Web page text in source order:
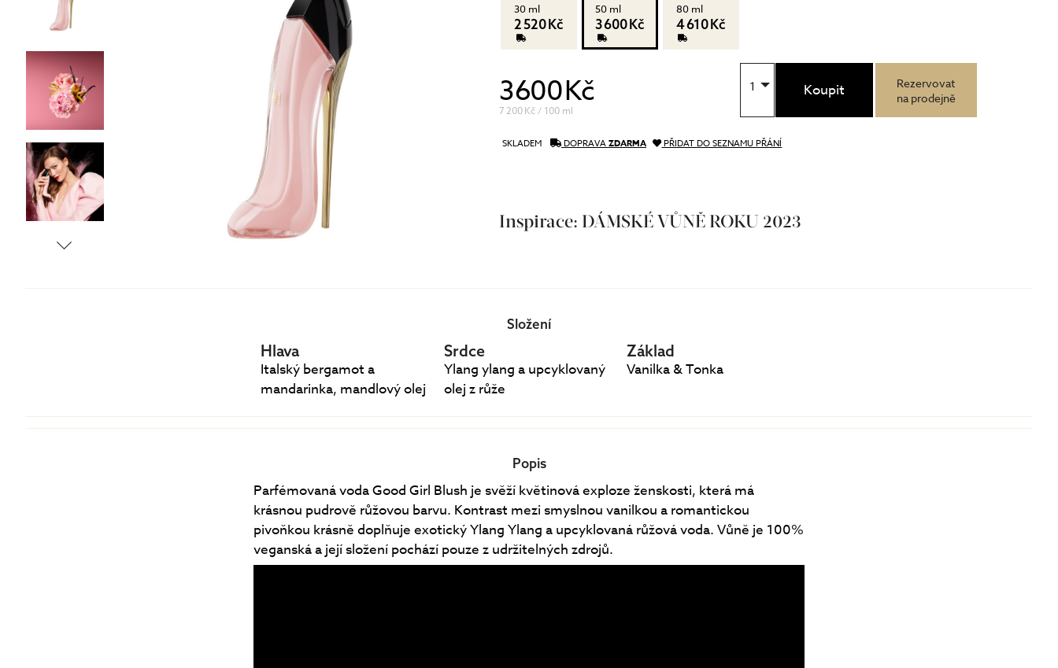
BB/CC krémy
péče o řasy a obočí
Dárkové kazety
TĚLO
DOPLŇKY
30 ml
2 520 Kč
50 ml
3 600 Kč
80 ml
4 610 Kč
3 600 Kč
7 200 Kč / 100 ml
1 Koupit
Rezervovat
na prodejně
SKLADEM DOPRAVA ZDARMA PŘIDAT DO SEZNAMU PŘÁNÍ
Inspirace: DÁMSKÉ VŮNĚ ROKU 2023
Složení
Hlava
Italský bergamot a
mandarinka, mandlový olej
Srdce
Ylang ylang a upcyklovaný
olej z růže
Základ
Vanilka & Tonka
Popis
Parfémovaná voda Good Girl Blush je svěží květinová exploze ženskosti, která má
krásnou pudrově růžovou barvu. Kontrast mezi smyslnou vanilkou a romantickou
pivoňkou krásně doplňuje exotický Ylang Ylang a upcyklovaná růžová voda. Vůně je 100%
veganská a její složení pochází pouze z udržitelných zdrojů.